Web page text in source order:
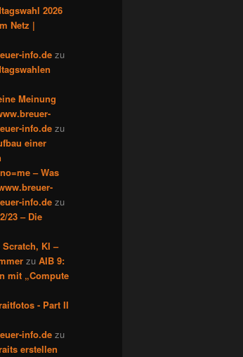
2026
Netz |
info.de zu
Meinung
info.de zu
einer
– Was
info.de zu
23 – Die
KI –
zu AIB 9:
mit „Compute
- Part II
info.de zu
erstellen